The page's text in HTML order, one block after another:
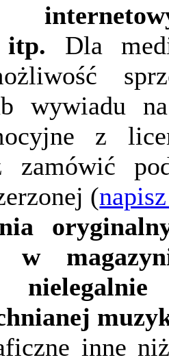
itp. Dla
wywiadu
z
zamówić
(
w
inne